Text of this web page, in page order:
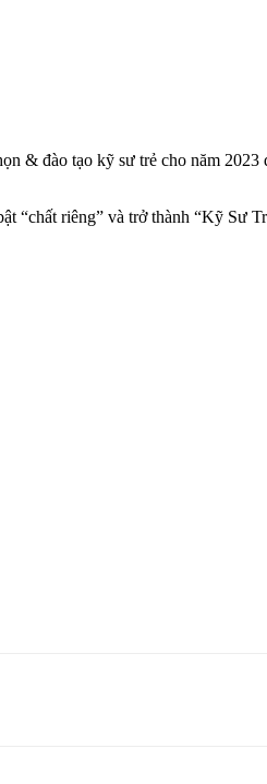
sư trẻ cho năm 2023 đã
riêng” và trở thành “Kỹ Sư